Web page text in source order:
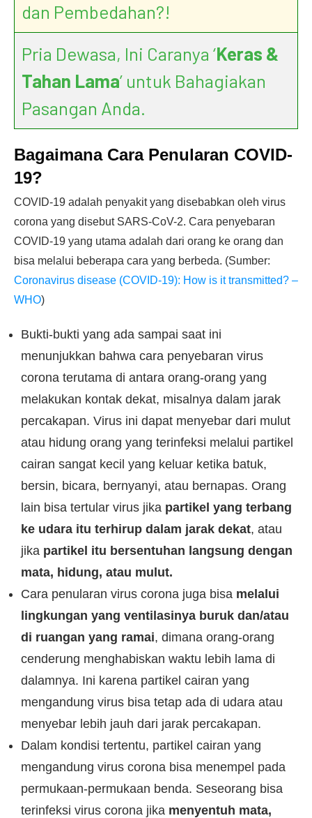
dan Pembedahan?!
Pria Dewasa, Ini Caranya ‘Keras &
Tahan Lama’ untuk Bahagiakan
Pasangan Anda.
Bagaimana Cara Penularan COVID-
19?
COVID-19 adalah penyakit yang disebabkan oleh virus
corona yang disebut SARS-CoV-2. Cara penyebaran
COVID-19 yang utama adalah dari orang ke orang dan
bisa melalui beberapa cara yang berbeda. (Sumber:
Coronavirus disease (COVID-19): How is it transmitted? –
WHO)
Bukti-bukti yang ada sampai saat ini
menunjukkan bahwa cara penyebaran virus
corona terutama di antara orang-orang yang
melakukan kontak dekat, misalnya dalam jarak
percakapan. Virus ini dapat menyebar dari mulut
atau hidung orang yang terinfeksi melalui partikel
cairan sangat kecil yang keluar ketika batuk,
bersin, bicara, bernyanyi, atau bernapas. Orang
lain bisa tertular virus jika partikel yang terbang
ke udara itu terhirup dalam jarak dekat, atau
jika partikel itu bersentuhan langsung dengan
mata, hidung, atau mulut.
Cara penularan virus corona juga bisa melalui
lingkungan yang ventilasinya buruk dan/atau
di ruangan yang ramai, dimana orang-orang
cenderung menghabiskan waktu lebih lama di
dalamnya. Ini karena partikel cairan yang
mengandung virus bisa tetap ada di udara atau
menyebar lebih jauh dari jarak percakapan.
Dalam kondisi tertentu, partikel cairan yang
mengandung virus corona bisa menempel pada
permukaan-permukaan benda. Seseorang bisa
terinfeksi virus corona jika menyentuh mata,